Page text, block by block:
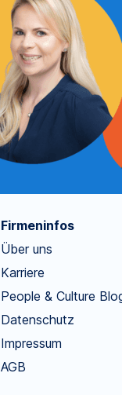
Firmeninfos
Über uns
Karriere
People & Culture
Datenschutz
Impressum
AGB